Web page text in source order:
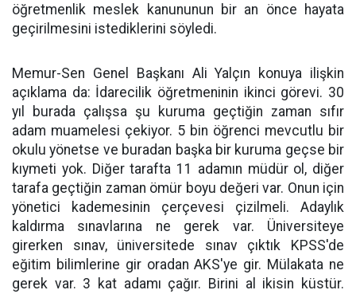
öğretmenlik meslek kanununun bir an önce hayata
geçirilmesini istediklerini söyledi.
Memur-Sen Genel Başkanı Ali Yalçın konuya ilişkin
açıklama da: İdarecilik öğretmeninin ikinci görevi. 30
yıl burada çalışsa şu kuruma geçtiğin zaman sıfır
adam muamelesi çekiyor. 5 bin öğrenci mevcutlu bir
okulu yönetse ve buradan başka bir kuruma geçse bir
kıymeti yok. Diğer tarafta 11 adamın müdür ol, diğer
tarafa geçtiğin zaman ömür boyu değeri var. Onun için
yönetici kademesinin çerçevesi çizilmeli. Adaylık
kaldırma sınavlarına ne gerek var. Üniversiteye
girerken sınav, üniversitede sınav çıktık KPSS'de
eğitim bilimlerine gir oradan AKS'ye gir. Mülakata ne
gerek var. 3 kat adamı çağır. Birini al ikisin küstür.